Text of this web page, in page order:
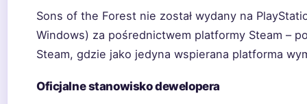
Sons of the Forest nie został wydany na
Windows) za pośrednictwem platformy Steam –
Steam, gdzie jako jedyna wspierana platforma
Oficjalne stanowisko dewelopera